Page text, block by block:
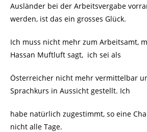
Ausländer bei der Arbeitsvergabe
werden, ist das ein grosses Glück.
Ich muss nicht mehr zum Arbeitsamt,
Hassan Muftluft sagt, ich sei als
Österreicher nicht mehr vermittelbar
Sprachkurs in Aussicht gestellt. Ich
habe natürlich zugestimmt, so eine
nicht alle Tage.